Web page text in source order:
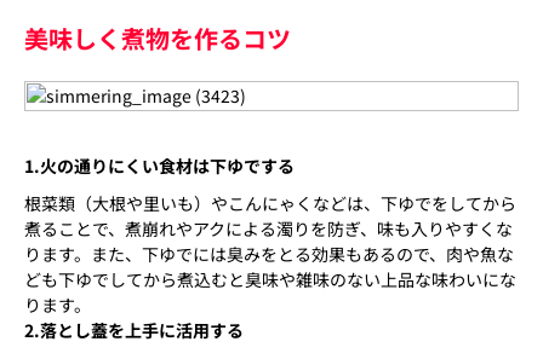
美味しく煮物を作るコツ
1.火の通りにくい食材は下ゆでする
根菜類（大根や里いも）やこんにゃくなどは、下ゆでをしてから
煮ることで、煮崩れやアクによる濁りを防ぎ、味も入りやすくな
ります。また、下ゆでには臭みをとる効果もあるので、肉や魚な
ども下ゆでしてから煮込むと臭味や雑味のない上品な味わいにな
ります。
2.落とし蓋を上手に活用する